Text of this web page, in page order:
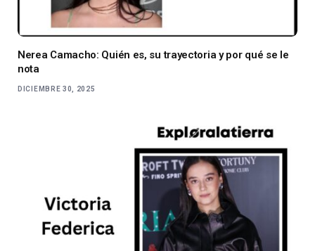
Nerea Camacho: Quién es, su trayectoria y por qué se le
nota
DICIEMBRE 30, 2025